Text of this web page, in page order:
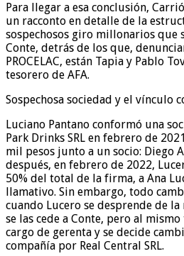
Para llegar a esa conclusión,
un racconto en detalle de la
sospechosos giro millonarios que
Conte, detrás de los que,
PROCELAC, están Tapia y Pablo
tesorero de AFA.
Sospechosa sociedad y el vínculo
Luciano Pantano conformó una
Park Drinks SRL en febrero de
mil pesos junto a un socio: Diego
después, en febrero de 2022,
50% del total de la firma, a Ana
llamativo. Sin embargo, todo
cuando Lucero se desprende de la
se las cede a Conte, pero al
cargo de gerenta y se decide
compañía por Real Central SRL.